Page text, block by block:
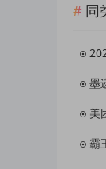
同
墨
美
霸